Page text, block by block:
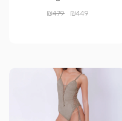
₪449
₪479